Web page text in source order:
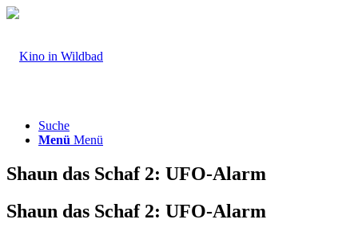
Suche
Menü Menü
Shaun das Schaf 2: UFO-Alarm
Shaun das Schaf 2: UFO-Alarm